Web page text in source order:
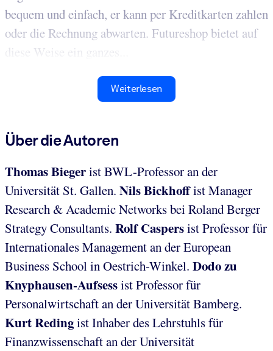
bequem und einfach, er kann per Kreditkarten zahlen
oder die Rechnung abwarten. Futureshop bietet auf
diese Weise ein ganzes...
Weiterlesen
Über die Autoren
Thomas Biegerist BWL-Professor an der
Universität St. Gallen. Nils Bickhoffist Manager
Research & Academic Networks bei Roland Berger
Strategy Consultants. Rolf Caspersist Professor für
Internationales Management an der European
Business School in Oestrich-Winkel. Dodo zu
Knyphausen-Aufsessist Professor für
Personalwirtschaft an der Universität Bamberg.
Kurt Redingist Inhaber des Lehrstuhls für
Finanzwissenschaft an der Universität